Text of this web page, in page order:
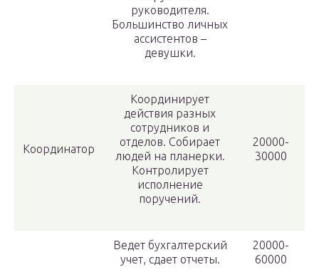
руководителя.
Большинство личных
ассистентов –
девушки.
Координатор
Координирует
действия разных
сотрудников и
отделов. Собирает
людей на планерки.
Контролирует
исполнение
поручений.
20000-
30000
Ведет бухгалтерский
учет, сдает отчеты.
20000-
60000